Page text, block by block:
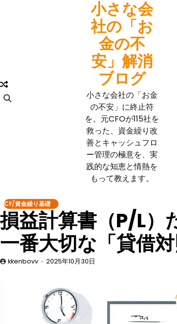
小さな会
社の「お
金の不
安」解消
ブログ
小さな会社の「お金
の不安」に終止符
を。元CFOが115社を
救った、資金繰り改
善とキャッシュフロ
ー管理の極意を、実
践的な知恵と情熱を
もって教えます。
CF/資金繰り基礎
損益計算書（P/L）
一番大切な「貸借
kkenbovv 2025年10月30日